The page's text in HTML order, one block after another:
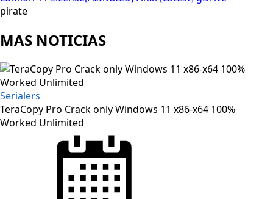
pirate
MAS NOTICIAS
Serialers
TeraCopy Pro Crack only Windows 11 x86-x64 100%
Worked Unlimited